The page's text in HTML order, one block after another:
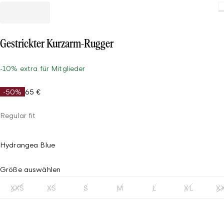
Gestrickter Kurzarm-Rugger
-10% extra für Mitglieder
-50% 65 €
Regular fit
Hydrangea Blue
Größe auswählen
XXS XS S M L XL